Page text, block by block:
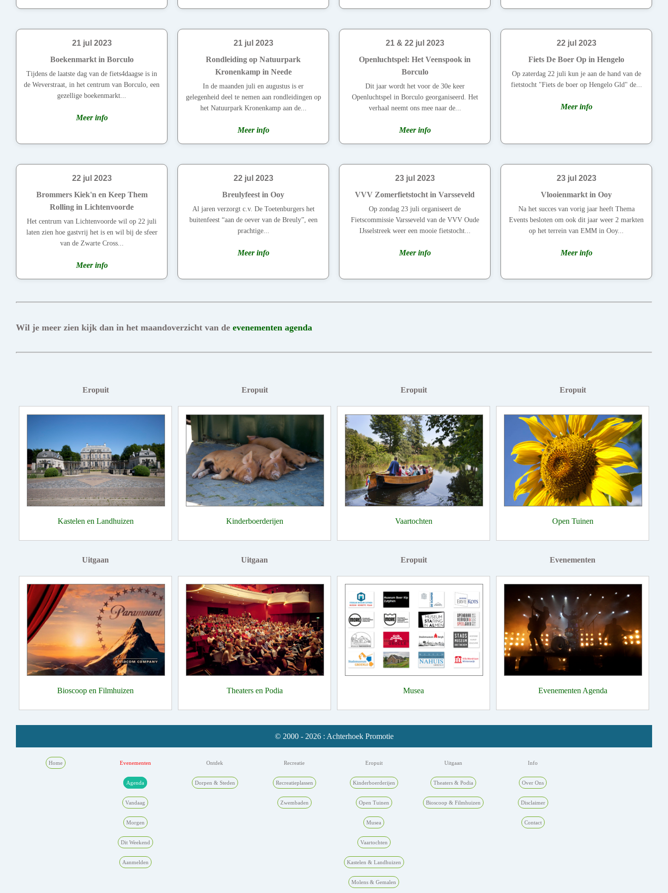
21 jul 2023
Boekenmarkt in Borculo
Tijdens de laatste dag van de fiets4daagse is in
de Weverstraat, in het centrum van Borculo, een
gezellige boekenmarkt...
Meer info
21 jul 2023
Rondleiding op Natuurpark
Kronenkamp in Neede
In de maanden juli en augustus is er
gelegenheid deel te nemen aan rondleidingen op
het Natuurpark Kronenkamp aan de...
Meer info
21 & 22 jul 2023
Openluchtspel: Het Veenspook in
Borculo
Dit jaar wordt het voor de 30e keer
Openluchtspel in Borculo georganiseerd. Het
verhaal neemt ons mee naar de...
Meer info
22 jul 2023
Fiets De Boer Op in Hengelo
Op zaterdag 22 juli kun je aan de hand van de
fietstocht "Fiets de boer op Hengelo Gld" de...
Meer info
22 jul 2023
Brommers Kiek'n en Keep Them
Rolling in Lichtenvoorde
Het centrum van Lichtenvoorde wil op 22 juli
laten zien hoe gastvrij het is en wil bij de sfeer
van de Zwarte Cross...
Meer info
22 jul 2023
Breulyfeest in Ooy
Al jaren verzorgt c.v. De Toetenburgers het
buitenfeest “aan de oever van de Breuly”, een
prachtige...
Meer info
23 jul 2023
VVV Zomerfietstocht in Varsseveld
Op zondag 23 juli organiseert de
Fietscommissie Varsseveld van de VVV Oude
IJsselstreek weer een mooie fietstocht...
Meer info
23 jul 2023
Vlooienmarkt in Ooy
Na het succes van vorig jaar heeft Thema
Events besloten om ook dit jaar weer 2 markten
op het terrein van EMM in Ooy...
Meer info
Wil je meer zien kijk dan in het maandoverzicht van de evenementen agenda
Eropuit
Kastelen en Landhuizen
Eropuit
Kinderboerderijen
Eropuit
Vaartochten
Eropuit
Open Tuinen
Uitgaan
Bioscoop en Filmhuizen
Uitgaan
Theaters en Podia
Eropuit
Musea
Evenementen
Evenementen Agenda
© 2000 - 2026 : Achterhoek Promotie
Home Evenementen
Agenda
Vandaag
Morgen
Dit Weekend
Aanmelden
Ontdek
Dorpen & Steden
Recreatie
Recreatieplassen
Zwembaden
Eropuit
Kinderboerderijen
Open Tuinen
Musea
Vaartochten
Kastelen & Landhuizen
Molens & Gemalen
Uitgaan
Theaters & Podia
Bioscoop & Filmhuizen
Info
Over Ons
Disclaimer
Contact